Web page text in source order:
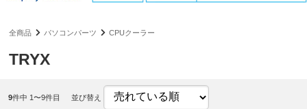
全商品 パソコンパーツ CPUクーラー
TRYX
9件中 1〜9件目 並び替え